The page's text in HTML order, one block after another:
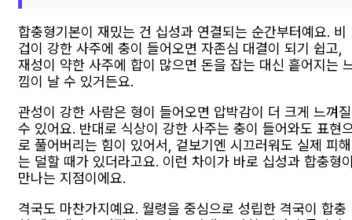
합충형기본이 재밌는 건 십성과 연결되는 순간부터예요. 비
겁이 강한 사주에 충이 들어오면 자존심 대결이 되기 쉽고,
재성이 약한 사주에 합이 많으면 돈을 잡는 대신 흩어지는
낌이 날 수 있거든요.
관성이 강한 사람은 형이 들어오면 압박감이 더 크게 느껴질
수 있어요. 반대로 식상이 강한 사주는 충이 들어와도 표현
로 풀어버리는 힘이 있어서, 겉보기엔 시끄러워도 실제 피해
는 덜할 때가 있더라고요. 이런 차이가 바로 십성과 합충형
만나는 지점이에요.
격국도 마찬가지예요. 월령을 중심으로 성립한 격국이 합충